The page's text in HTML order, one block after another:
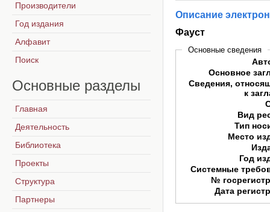
Описание
Фауст
Основные сведения
Основное
Сведения,
к
Вид
Тип
Место
Год
Системные
№
Дата
Производители
Год издания
Алфавит
Поиск
Основные разделы
Главная
Деятельность
Библиотека
Проекты
Структура
Партнеры